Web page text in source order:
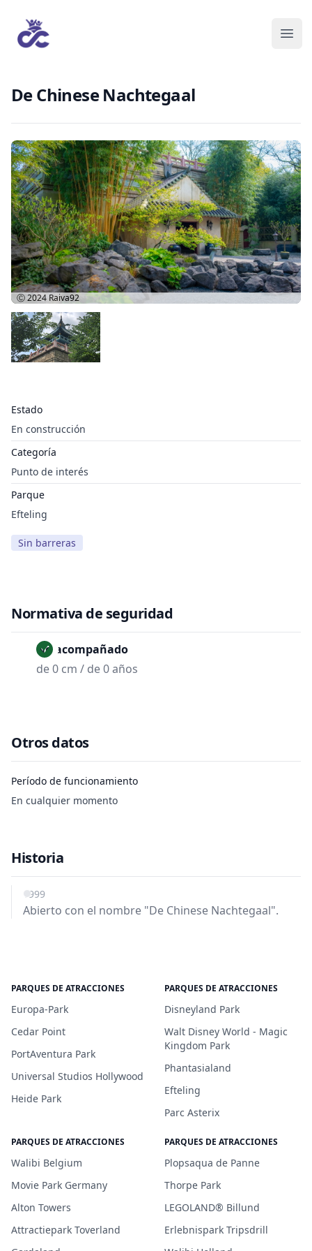
De Chinese Nachtegaal
Estado
En construcción
Categoría
Punto de interés
Parque
Efteling
Sin barreras
Ⓒ 2024 Raiva92
Normativa de seguridad
No acompañado
de 0 cm / de 0 años
Otros datos
Período de funcionamiento
En cualquier momento
Historia
1999
Abierto con el nombre "De Chinese Nachtegaal".
PARQUES DE ATRACCIONES
Europa-Park
Cedar Point
PortAventura Park
Universal Studios Hollywood
Heide Park
PARQUES DE ATRACCIONES
Disneyland Park
Walt Disney World - Magic
Kingdom Park
Phantasialand
Efteling
Parc Asterix
PARQUES DE ATRACCIONES
Walibi Belgium
Movie Park Germany
Alton Towers
Attractiepark Toverland
PARQUES DE ATRACCIONES
Plopsaqua de Panne
Thorpe Park
LEGOLAND® Billund
Erlebnispark Tripsdrill